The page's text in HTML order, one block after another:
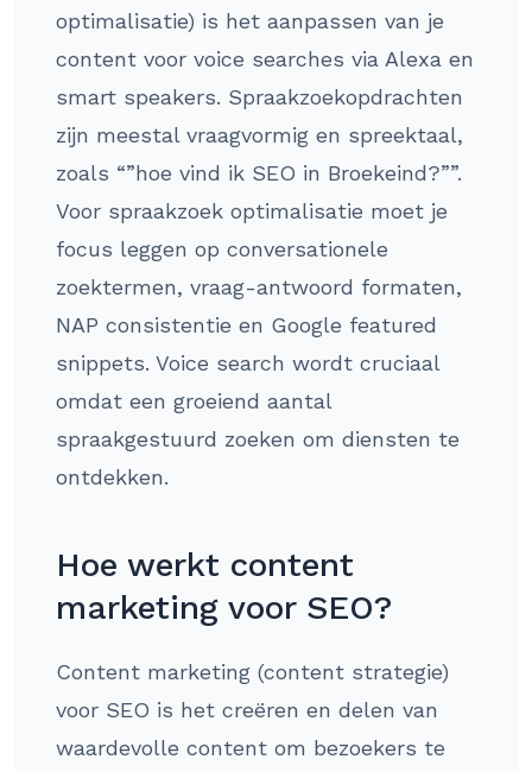
optimalisatie) is het aanpassen van je
content voor voice searches via Alexa en
smart speakers. Spraakzoekopdrachten
zijn meestal vraagvormig en spreektaal,
zoals “”hoe vind ik SEO in Broekeind?””.
Voor spraakzoek optimalisatie moet je
focus leggen op conversationele
zoektermen, vraag-antwoord formaten,
NAP consistentie en Google featured
snippets. Voice search wordt cruciaal
omdat een groeiend aantal
spraakgestuurd zoeken om diensten te
ontdekken.
Hoe werkt content
marketing voor SEO?
Content marketing (content strategie)
voor SEO is het creëren en delen van
waardevolle content om bezoekers te